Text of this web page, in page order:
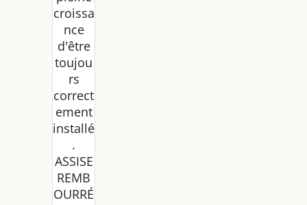
croissa
nce
d'être
toujou
rs
correct
ement
installé
.
ASSISE
REMB
OURRÉ